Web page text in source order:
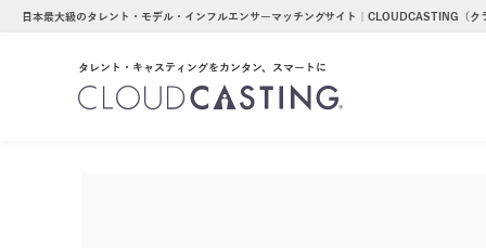
日本最大級のタレント・モデル・インフルエンサーマッチングサイト｜CLOUDCASTING（ク
タレント・キャスティングをカンタン、スマートに